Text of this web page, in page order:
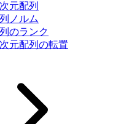
元配列
ノルム
のランク
元配列の転置